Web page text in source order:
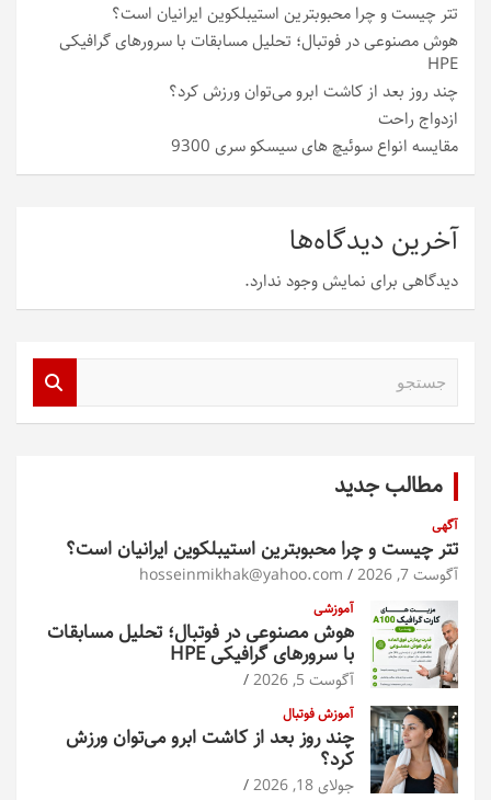
تتر چیست و چرا محبوبترین استیبلکوین ایرانیان است؟
هوش مصنوعی در فوتبال؛ تحلیل مسابقات با سرورهای گرافیکی
HPE
چند روز بعد از کاشت ابرو می‌توان ورزش کرد؟
ازدواج راحت
مقایسه انواع سوئیچ های سیسکو سری 9300
آخرین دیدگاه‌ها
دیدگاهی برای نمایش وجود ندارد.
مطالب جدید
آگهی
تتر چیست و چرا محبوبترین استیبلکوین ایرانیان است؟
آگوست 7, 2026 hosseinmikhak@yahoo.com
آموزشی
هوش مصنوعی در فوتبال؛ تحلیل مسابقات
با سرورهای گرافیکی HPE
آگوست 5, 2026
آموزش فوتبال
چند روز بعد از کاشت ابرو می‌توان ورزش
کرد؟
جولای 18, 2026